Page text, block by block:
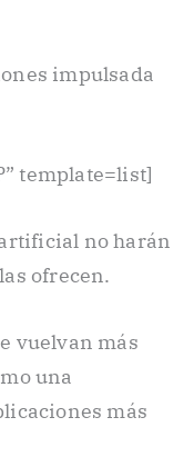
impulsada
template=list]
no harán
ofrecen.
vuelvan más
una
más